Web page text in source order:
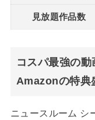
見放題作品数
コスパ最強の
Amazonの特典
ニュースルーム シ